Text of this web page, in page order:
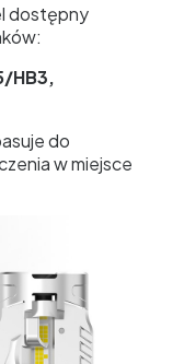
dostępny
HB3,
do
w miejsce